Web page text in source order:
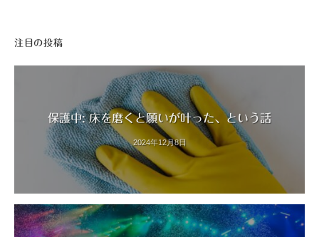
注目の投稿
保護中: 床を磨くと願いが叶った、という話
2024年12月8日